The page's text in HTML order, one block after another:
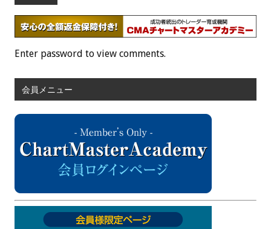
Enter password to view comments.
会員メニュー